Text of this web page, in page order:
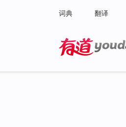
词典 翻译